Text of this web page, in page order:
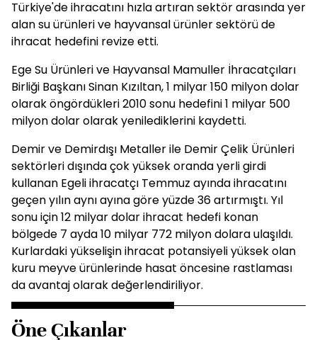
Türkiye'de ihracatını hızla artıran sektör arasında yer
alan su ürünleri ve hayvansal ürünler sektörü de
ihracat hedefini revize etti.
Ege Su Ürünleri ve Hayvansal Mamuller İhracatçıları
Birliği Başkanı Sinan Kızıltan, 1 milyar 150 milyon dolar
olarak öngördükleri 2010 sonu hedefini 1 milyar 500
milyon dolar olarak yenilediklerini kaydetti.
Demir ve Demirdışı Metaller ile Demir Çelik Ürünleri
sektörleri dışında çok yüksek oranda yerli girdi
kullanan Egeli ihracatçı Temmuz ayında ihracatını
geçen yılın aynı ayına göre yüzde 36 artırmıştı. Yıl
sonu için 12 milyar dolar ihracat hedefi konan
bölgede 7 ayda 10 milyar 772 milyon dolara ulaşıldı.
Kurlardaki yükselişin ihracat potansiyeli yüksek olan
kuru meyve ürünlerinde hasat öncesine rastlaması
da avantaj olarak değerlendiriliyor.
Öne Çıkanlar